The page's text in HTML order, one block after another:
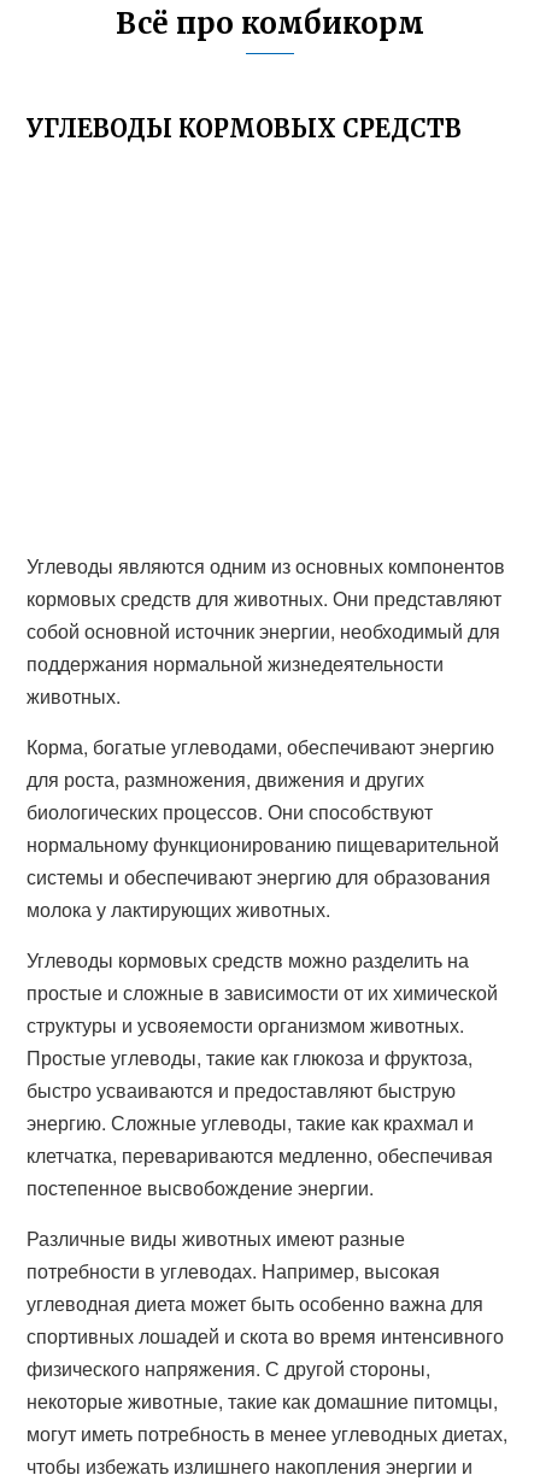
Всё про комбикорм
УГЛЕВОДЫ КОРМОВЫХ СРЕДСТВ
Углеводы являются одним из основных компонентов
кормовых средств для животных. Они представляют
собой основной источник энергии, необходимый для
поддержания нормальной жизнедеятельности
животных.
Корма, богатые углеводами, обеспечивают энергию
для роста, размножения, движения и других
биологических процессов. Они способствуют
нормальному функционированию пищеварительной
системы и обеспечивают энергию для образования
молока у лактирующих животных.
Углеводы кормовых средств можно разделить на
простые и сложные в зависимости от их химической
структуры и усвояемости организмом животных.
Простые углеводы, такие как глюкоза и фруктоза,
быстро усваиваются и предоставляют быструю
энергию. Сложные углеводы, такие как крахмал и
клетчатка, перевариваются медленно, обеспечивая
постепенное высвобождение энергии.
Различные виды животных имеют разные
потребности в углеводах. Например, высокая
углеводная диета может быть особенно важна для
спортивных лошадей и скота во время интенсивного
физического напряжения. С другой стороны,
некоторые животные, такие как домашние питомцы,
могут иметь потребность в менее углеводных диетах,
чтобы избежать излишнего накопления энергии и